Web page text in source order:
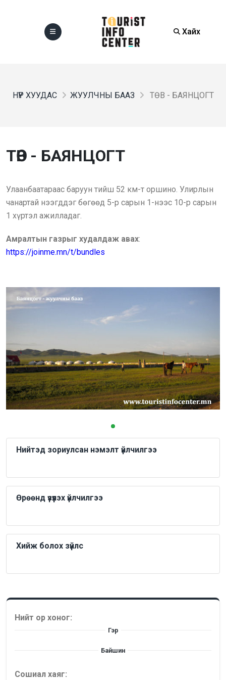
Хайх
НҮҮР ХУУДАС ЖУУЛЧНЫ БААЗ ТӨВ - БАЯНЦОГТ
ТӨВ - БАЯНЦОГТ
Улаанбаатараас баруун тийш 52 км-т оршино. Улирлын
чанартай нээгддэг бөгөөд 5-р сарын 1-нээс 10-р сарын
1 хүртэл ажилладаг.
Амралтын газрыг худалдаж авах:
https://joinme.mn/t/bundles
Нийтэд зориулсан нэмэлт үйлчилгээ
Өрөөнд үзүүлэх үйлчилгээ
Хийж болох зүйлс
Нийт ор хоног:
Гэр
Байшин
Сошиал хаяг: